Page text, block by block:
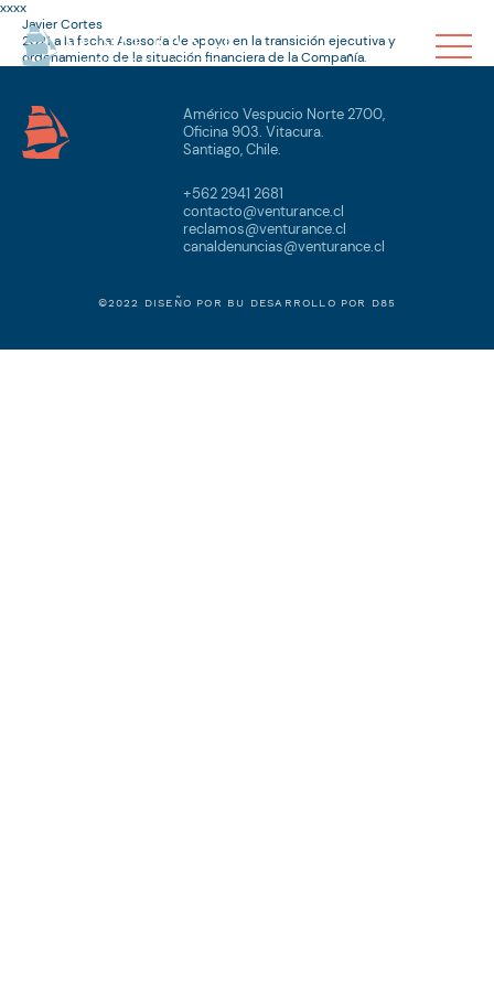
xxxx
Javier Cortes
2021 a la fecha: Asesoría de apoyo en la transición ejecutiva y
ordenamiento de la situación financiera de la Compañía.
Américo Vespucio Norte 2700,
Oficina 903. Vitacura.
Santiago, Chile.
+562 2941 2681
contacto@venturance.cl
reclamos@venturance.cl
canaldenuncias@venturance.cl
©2022 DISEÑO POR BU DESARROLLO POR D85